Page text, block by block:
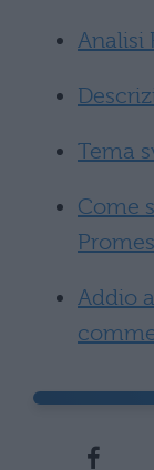
Analisi
Tema
Come
Addio